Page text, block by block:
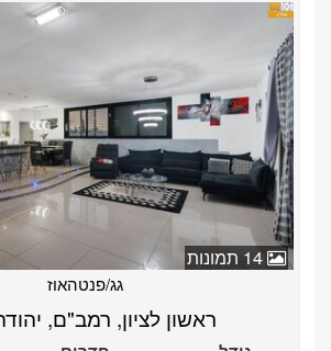
גג/פנטהאוז
ראשון לציון, רמב"ם,